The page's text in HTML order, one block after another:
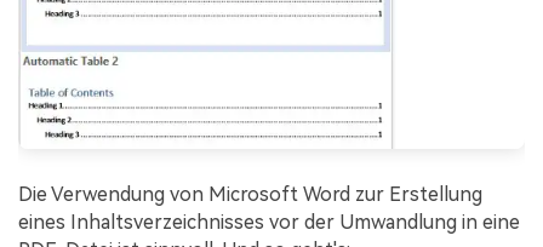
Die Verwendung von Microsoft Word zur Erstellung
eines Inhaltsverzeichnisses vor der Umwandlung in eine